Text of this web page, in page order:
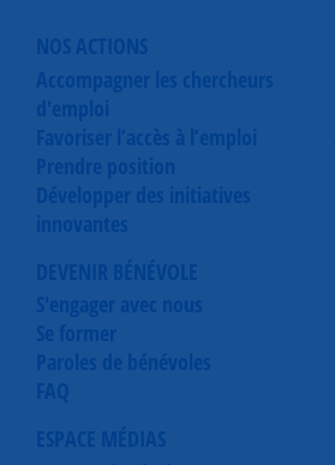
NOS ACTIONS
Accompagner les chercheurs
d'emploi
Favoriser l’accès à l’emploi
Prendre position
Développer des initiatives
innovantes
DEVENIR BÉNÉVOLE
S'engager avec nous
Se former
Paroles de bénévoles
FAQ
ESPACE MÉDIAS